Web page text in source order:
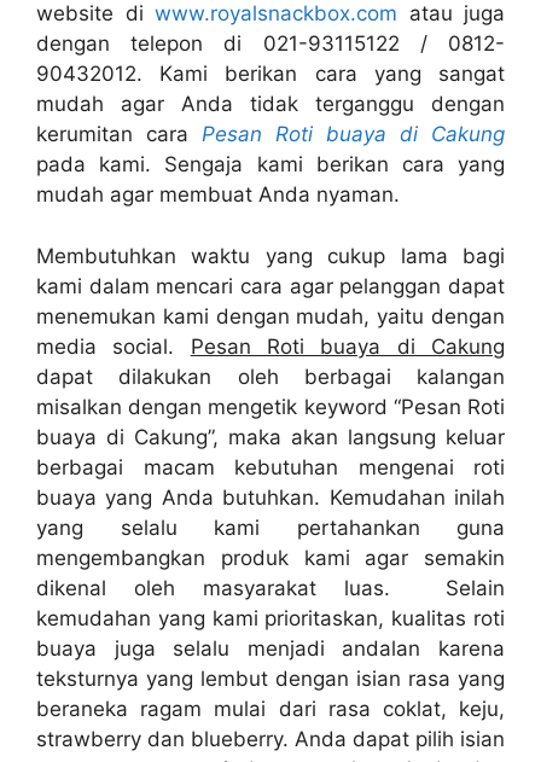
website di www.royalsnackbox.com atau juga
dengan telepon di 021-93115122 / 0812-
90432012. Kami berikan cara yang sangat
mudah agar Anda tidak terganggu dengan
kerumitan cara Pesan Roti buaya di Cakung
pada kami. Sengaja kami berikan cara yang
mudah agar membuat Anda nyaman.
Membutuhkan waktu yang cukup lama bagi
kami dalam mencari cara agar pelanggan dapat
menemukan kami dengan mudah, yaitu dengan
media social. Pesan Roti buaya di Cakung
dapat dilakukan oleh berbagai kalangan
misalkan dengan mengetik keyword “Pesan Roti
buaya di Cakung”, maka akan langsung keluar
berbagai macam kebutuhan mengenai roti
buaya yang Anda butuhkan. Kemudahan inilah
yang selalu kami pertahankan guna
mengembangkan produk kami agar semakin
dikenal oleh masyarakat luas. Selain
kemudahan yang kami prioritaskan, kualitas roti
buaya juga selalu menjadi andalan karena
teksturnya yang lembut dengan isian rasa yang
beraneka ragam mulai dari rasa coklat, keju,
strawberry dan blueberry. Anda dapat pilih isian